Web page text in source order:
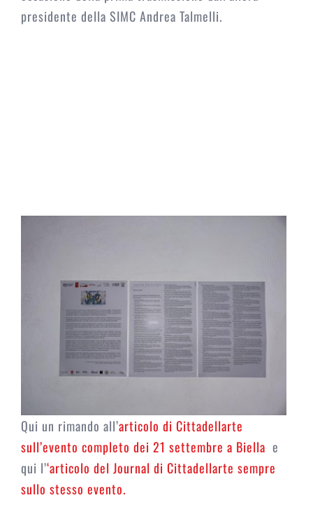
presidente della SIMC Andrea Talmelli.
Qui un rimando all’articolo di Cittadellarte
sull’evento completo dei 21 settembre a Biella e
qui l’‘articolo del Journal di Cittadellarte sempre
sullo stesso evento.